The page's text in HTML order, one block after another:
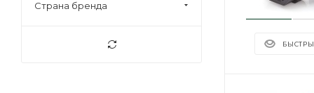
Страна бренда